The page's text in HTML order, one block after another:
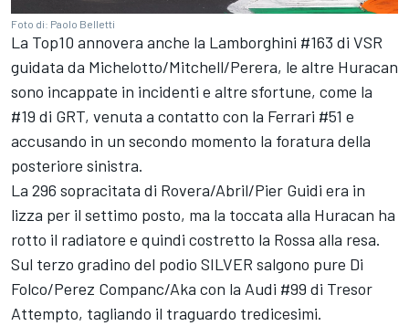
Foto di: Paolo Belletti
La Top10 annovera anche la Lamborghini #163 di VSR
guidata da Michelotto/Mitchell/Perera, le altre Huracan
sono incappate in incidenti e altre sfortune, come la
#19 di GRT, venuta a contatto con la Ferrari #51 e
accusando in un secondo momento la foratura della
posteriore sinistra.
La 296 sopracitata di Rovera/Abril/Pier Guidi era in
lizza per il settimo posto, ma la toccata alla Huracan ha
rotto il radiatore e quindi costretto la Rossa alla resa.
Sul terzo gradino del podio SILVER salgono pure Di
Folco/Perez Companc/Aka con la Audi #99 di Tresor
Attempto, tagliando il traguardo tredicesimi.